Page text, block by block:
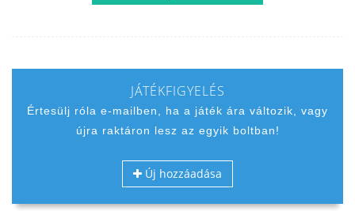
JÁTÉKFIGYELÉS
Értesülj róla e-mailben, ha a játék ára változik, vagy
újra raktáron lesz az egyik boltban!
Új hozzáadása